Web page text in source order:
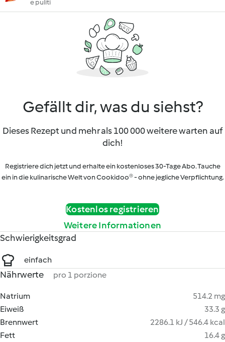
e puliti
Gefällt dir, was du siehst?
Dieses Rezept und mehr als 100 000 weitere warten auf
dich!
Registriere dich jetzt und erhalte ein kostenloses 30-Tage Abo. Tauche
ein in die kulinarische Welt von Cookidoo® - ohne jegliche Verpflichtung.
Kostenlos registrieren
Weitere Informationen
Schwierigkeitsgrad
einfach
Nährwerte pro 1 porzione
Natrium
514.2 mg
Eiweiß
33.3 g
Brennwert
2286.1 kJ / 546.4 kcal
Fett
16.4 g